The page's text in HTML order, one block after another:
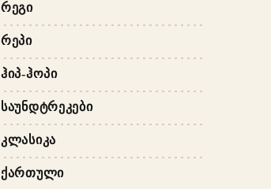
ᲠᲔᲒᲘ
ᲠᲔᲞᲘ
ᲰᲘᲞ-ᲰᲝᲞᲘ
ᲡᲐᲣᲜᲓᲢᲠᲔᲙᲔᲑᲘ
ᲙᲚᲐᲡᲘᲙᲐ
ᲥᲐᲠᲗᲣᲚᲘ